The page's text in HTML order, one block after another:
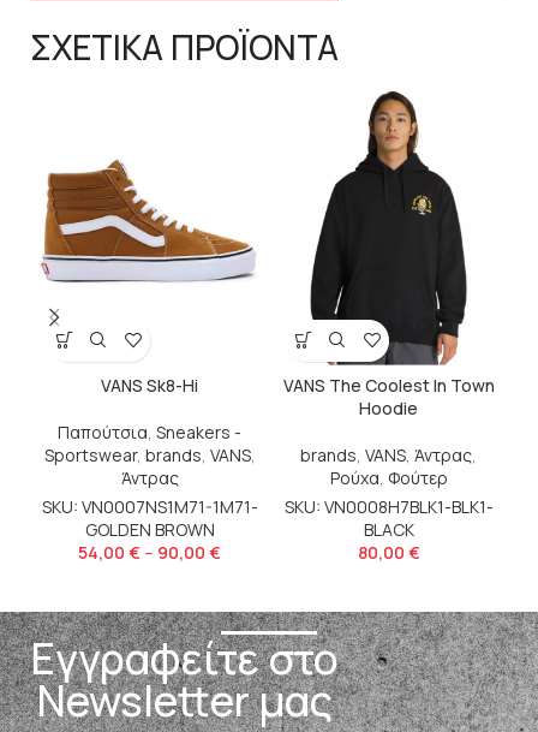
ΣΧΕΤΙΚΑ ΠΡΟΪΟΝΤΑ
VANS Sk8-Hi
Παπούτσια, Sneakers -
Sportswear, brands, VANS,
Άντρας
SKU: VN0007NS1M71-1M71-
GOLDEN BROWN
54,00 € – 90,00 €
VANS The Coolest In Town
Hoodie
brands, VANS, Άντρας,
Ρούχα, Φούτερ
SKU: VN0008H7BLK1-BLK1-
BLACK
80,00 €
Εγγραφείτε στο
Newsletter μας